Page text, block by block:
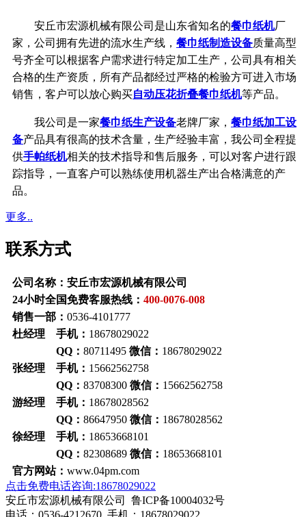
安丘市宏源机械有限公司是山东省知名的餐巾纸机厂
家，公司拥有先进的流水生产线， 餐巾纸制造设备质量高型
号齐全可以根据客户需求进行特定加工生产，公司具有相关
合格的生产资质，所有产品都经过严格的检验方可进入市场
销售，客户可以放心购买自动压花折叠餐巾纸机等产品。
我公司是一家餐巾纸生产设备老牌厂家， 餐巾纸加工设
备产品具有很高的技术含量，生产经验丰富，我公司全程提
供手帕纸机相关的技术指导和售后服务，可以对客户进行跟
踪指导，一直客户可以熟练使用机器生产出合格满意的产
品。
更多..
联系方式
公司名称：安丘市宏源机械有限公司
24小时全国免费客服热线： 400-0076-008
销售一部： 0536-4101777
杜经理 手机： 18678029022
QQ： 80711495 微信： 18678029022
张经理 手机： 15662562758
QQ： 83708300 微信： 15662562758
游经理 手机： 18678028562
QQ： 86647950 微信： 18678028562
徐经理 手机： 18653668101
QQ： 82308689 微信： 18653668101
官方网站： www.04pm.com
点击免费电话咨询:18678029022
安丘市宏源机械有限公司 鲁ICP备10004032号